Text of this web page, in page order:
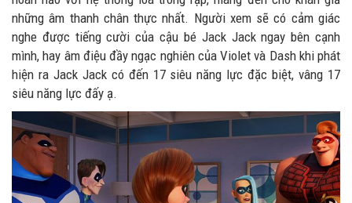
những âm thanh chân thực nhất. Người xem sẽ có cảm giác
nghe được tiếng cười của cậu bé Jack Jack ngay bên cạnh
mình, hay âm điệu đầy ngạc nghiên của Violet và Dash khi phát
hiện ra Jack Jack có đến 17 siêu năng lực đặc biệt, vâng 17
siêu năng lực đấy ạ.